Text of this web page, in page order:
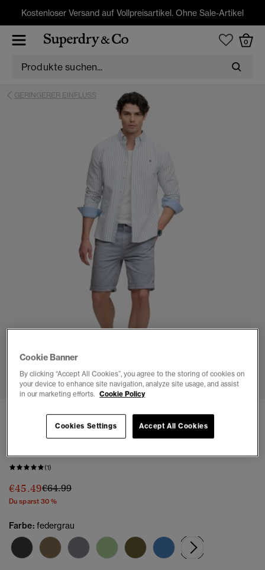
Kostenloser Versand auf Vollpreisartikel. Ohne Sale-Artikel
0
GERINGERER EINFLUSS
Vintage International Chino Shorts schmale
(1)
€45.49Preis wurde reduziert von
€64.99bis
Du sparst 30 %
Farbe: federgrau
Cookie Banner
By clicking “Accept All Cookies”, you agree to the storing of cookies on
your device to enhance site navigation, analyze site usage, and assist
in our marketing efforts. Cookie Policy
Accept All Cookies
Cookies Settings